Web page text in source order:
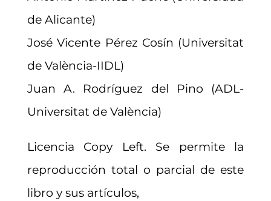
de Alicante)
José Vicente Pérez Cosín (Universitat
de València-IIDL)
Juan A. Rodríguez del Pino (ADL-
Universitat de València)
Licencia Copy Left. Se permite la
reproducción total o parcial de este
libro y sus artículos,